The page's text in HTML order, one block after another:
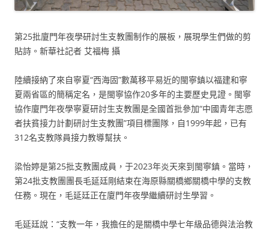
第25批廈門年夜學研討生支教團制作的展板，展現學生們做的剪
貼詩。新華社記者 艾福梅 攝
陸續接納了來自寧夏“西海固”數萬移平易近的閩寧鎮以福建和寧
夏兩省區的簡稱定名，是閩寧協作20多年的主要歷史見證。閩寧
協作廈門年夜學寧夏研討生支教團是全國首批參加“中國青年志愿
者扶貧接力計劃研討生支教團”項目標團隊，自1999年起，已有
312名支教隊員接力教導幫扶。
梁怡婷是第25批支教團成員，于2023年炎天來到閩寧鎮。當時，
第24批支教團團長毛延廷剛結束在海原縣關橋鄉關橋中學的支教
任務。現在，毛延廷正在廈門年夜學繼續研討生學習。
毛延廷說：“支教一年，我擔任的是關橋中學七年級品德與法治教